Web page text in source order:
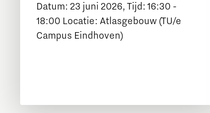
Datum: 23 juni 2026, Tijd: 16:30 -
18:00 Locatie: Atlasgebouw (TU/e
Campus Eindhoven)